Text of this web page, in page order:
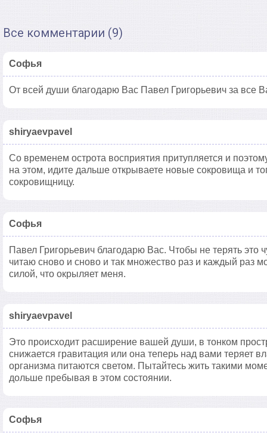
Все комментарии (9)
Софья
От всей души благодарю Вас Павел Григорьевич за все
shiryaevpavel
Со временем острота восприятия притупляется и
на этом, идите дальше открываете новые сокровища и
сокровищницу.
Софья
Павел Григорьевич благодарю Вас. Чтобы не терять это
читаю сново и сново и так множество раз и каждый раз
силой, что окрыляет меня.
shiryaevpavel
Это происходит расширение вашей души, в тонком
снижается гравитация или она теперь над вами теряет
организма питаются светом. Пытайтесь жить такими
дольше пребывая в этом состоянии.
Софья